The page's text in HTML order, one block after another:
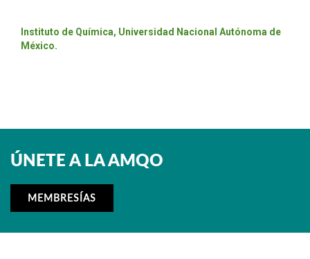
Instituto de Química, Universidad Nacional Autónoma de
México.
ÚNETE A LA AMQO
MEMBRESÍAS